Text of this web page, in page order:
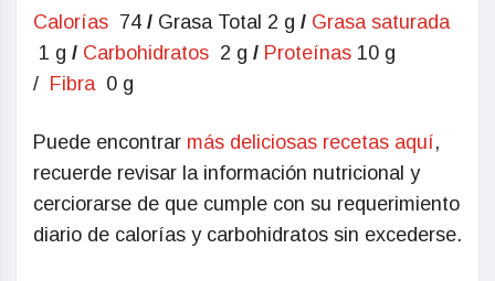
Calorías 74 / Grasa Total 2 g / Grasa saturada
1 g / Carbohidratos 2 g / Proteínas 10 g
/ Fibra 0 g
Puede encontrar más deliciosas recetas aquí,
recuerde revisar la información nutricional y
cerciorarse de que cumple con su requerimiento
diario de calorías y carbohidratos sin excederse.